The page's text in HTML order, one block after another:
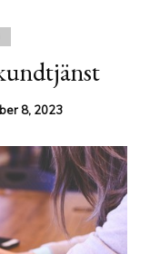
8, 2023